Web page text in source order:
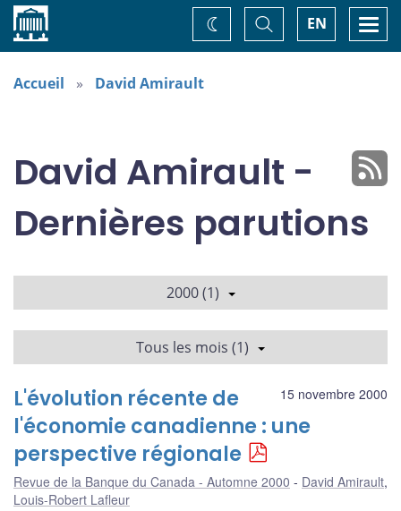
Accueil EN
Basculer
la
recherche
Changez
de
Accueil David Amirault
David Amirault -
Dernières parutions
2000 (1)
Tous les mois (1)
15 novembre 2000
L'évolution récente de
l'économie canadienne : une
perspective régionale
Revue de la Banque du Canada - Automne 2000 David Amirault,
Louis-Robert Lafleur